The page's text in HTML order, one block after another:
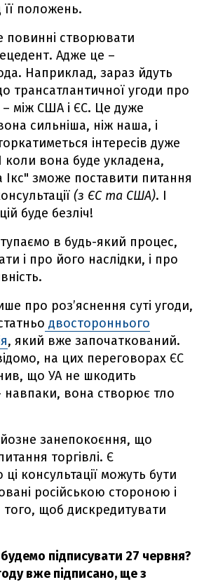
положень.
повинні створювати
Адже це –
Наприклад, зараз йдуть
трансатлантичної угоди про
– між США і ЄС. Це дуже
сильніша, ніж наша, і
інтересів дуже
коли вона буде укладена,
Ікс" зможе поставити питання
(з ЄС та США). І
буде безліч!
в будь-який процес,
і про його наслідки, і про
про роз’яснення суті угоди,
двостороннього
, який вже започаткований.
на цих переговорах ЄС
що УА не шкодить
навпаки, вона створює тло
занепокоєння, що
торгівлі. Є
консультації можуть бути
російською стороною і
того, щоб дискредитувати
підписувати 27 червня?
вже підписано, ще з